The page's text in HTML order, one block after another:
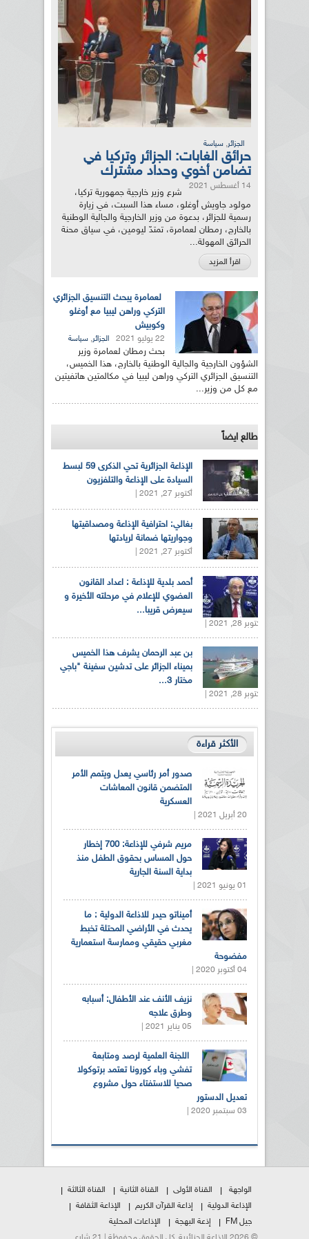
الجزائر, سياسة
حرائق الغابات: الجزائر وتركيا في
تضامن أخوي وحداد مشترك
14 أغسطس 2021
شرع وزير خارجية جمهورية تركيا،
مولود جاويش أوغلو، مساء هذا السبت، في زيارة
رسمية للجزائر، بدعوة من وزير الخارجية والجالية الوطنية
بالخارج، رمطان لعمامرة، تمتدّ ليومين، في سياق محنة
الحرائق المهولة...
اقرأ المزيد
لعمامرة يبحث التنسيق الجزائري
التركي وراهن ليبيا مع أوغلو
وكوبيش
22 يوليو 2021 الجزائر, سياسة
بحث رمطان لعمامرة وزير
الشؤون الخارجية والجالية الوطنية بالخارج، هذا الخميس،
التنسيق الجزائري التركي وراهن ليبيا في مكالمتين هاتفيتين
مع كل من وزير...
طالع ايضاً
الإذاعة الجزائرية تحي الذكرى 59 لبسط
السيادة على الإذاعة والتلفزيون
أكتوبر 27, 2021 |
بغالي: احترافية الإذاعة ومصداقيتها
وجواريتها ضمانة لريادتها
أكتوبر 27, 2021 |
أحمد بلدية للإذاعة : اعداد القانون
العضوي للإعلام في مرحلته الأخيرة و
سيعرض قريبا...
أكتوبر 28, 2021 |
بن عبد الرحمان يشرف هذا الخميس
بميناء الجزائر على تدشين سفينة "باجي
مختار 3...
أكتوبر 28, 2021 |
الأكثر قراءة
صدور أمر رئاسي يعدل ويتمم الأمر
المتضمن قانون المعاشات
العسكرية
20 أبريل 2021 |
مريم شرفي للإذاعة: 700 إخطار
حول المساس بحقوق الطفل منذ
بداية السنة الجارية
01 يونيو 2021 |
أميناتو حيدر للاذاعة الدولية : ما
يحدث في الأراضي المحتلة تخبط
مغربي حقيقي وممارسة استعمارية
مفضوحة
04 أكتوبر 2020 |
نزيف الأنف عند الأطفال: أسبابه
وطرق علاجه
05 يناير 2021 |
اللجنة العلمية لرصد ومتابعة
تفشي وباء كورونا تعتمد برتوكولا
صحيا للاستفتاء حول مشروع
تعديل الدستور
03 سبتمبر 2020 |
الواجهة القناة الأولى القناة الثانية
القناة الثالثة
الإذاعة الدولية
إذاعة القرآن الكريم
الإذاعة الثقافة
جيل FM
إذعة البهجة
الإذاعات المحلية